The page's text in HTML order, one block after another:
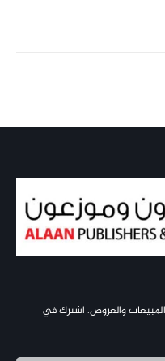
والعروض. اشترك في